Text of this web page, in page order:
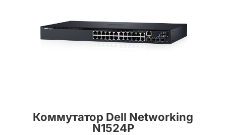
Коммутатор Dell Networking
N1524P